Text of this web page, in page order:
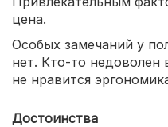
цена.
Особых замечаний у
нет. Кто-то
не нравится
Достоинства